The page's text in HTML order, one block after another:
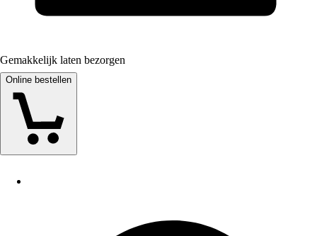
Gemakkelijk laten bezorgen
Online bestellen